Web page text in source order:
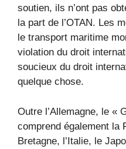
soutien, ils n’ont pas
la part de l’OTAN. Les
le transport maritime
violation du droit
soucieux du droit
quelque chose.
Outre l’Allemagne, le «
comprend également la
Bretagne, l’Italie, le